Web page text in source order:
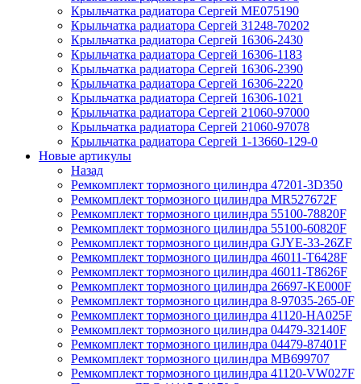
Крыльчатка радиатора Сергей ME075190
Крыльчатка радиатора Сергей 31248-70202
Крыльчатка радиатора Сергей 16306-2430
Крыльчатка радиатора Сергей 16306-1183
Крыльчатка радиатора Сергей 16306-2390
Крыльчатка радиатора Сергей 16306-2220
Крыльчатка радиатора Сергей 16306-1021
Крыльчатка радиатора Сергей 21060-97000
Крыльчатка радиатора Сергей 21060-97078
Крыльчатка радиатора Сергей 1-13660-129-0
Новые артикулы
Назад
Ремкомплект тормозного цилиндра 47201-3D350
Ремкомплект тормозного цилиндра MR527672F
Ремкомплект тормозного цилиндра 55100-78820F
Ремкомплект тормозного цилиндра 55100-60820F
Ремкомплект тормозного цилиндра GJYE-33-26ZF
Ремкомплект тормозного цилиндра 46011-T6428F
Ремкомплект тормозного цилиндра 46011-T8626F
Ремкомплект тормозного цилиндра 26697-KE000F
Ремкомплект тормозного цилиндра 8-97035-265-0F
Ремкомплект тормозного цилиндра 41120-HA025F
Ремкомплект тормозного цилиндра 04479-32140F
Ремкомплект тормозного цилиндра 04479-87401F
Ремкомплект тормозного цилиндра MB699707
Ремкомплект тормозного цилиндра 41120-VW027F